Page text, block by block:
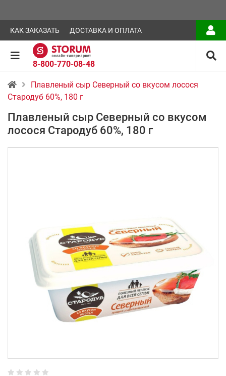
КАК ЗАКАЗАТЬ ДОСТАВКА И ОПЛАТА
8-800-770-08-48
Плавленый сыр Северный со вкусом лосося
Стародуб 60%, 180 г
Плавленый сыр Северный со вкусом
лосося Стародуб 60%, 180 г